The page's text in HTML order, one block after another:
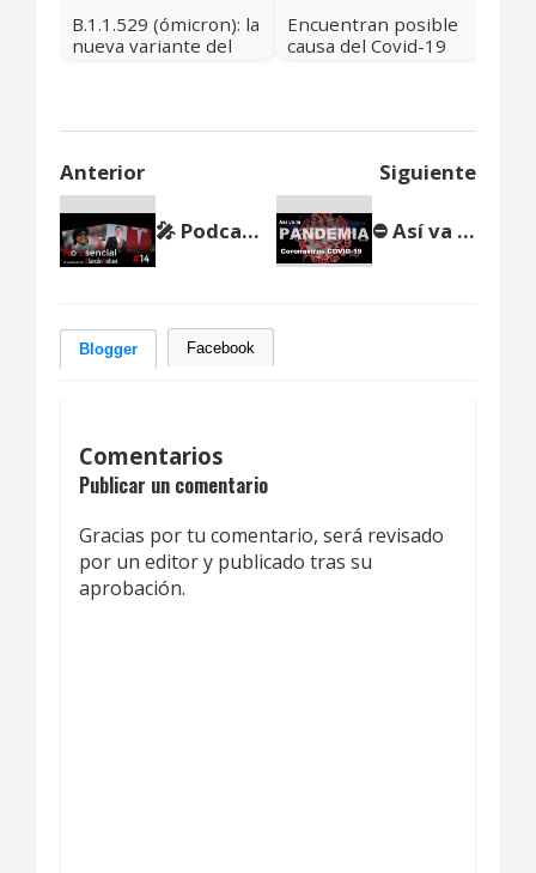
B.1.1.529 (ómicron): la
nueva variante del
Encuentran posible
causa del Covid-19
Noviembre 4 2020
Anterior Siguiente
🎤 Podcast NO ESENCIAL #14 - Tesla se va de California - Little Richard ⛔ Así va la PANDEMIA Coronavirus COVID-19 ☣ Mayo 12 2020 🗺
Blogger Facebook
Comentarios
Publicar un comentario
Gracias por tu comentario, será revisado
por un editor y publicado tras su
aprobación.